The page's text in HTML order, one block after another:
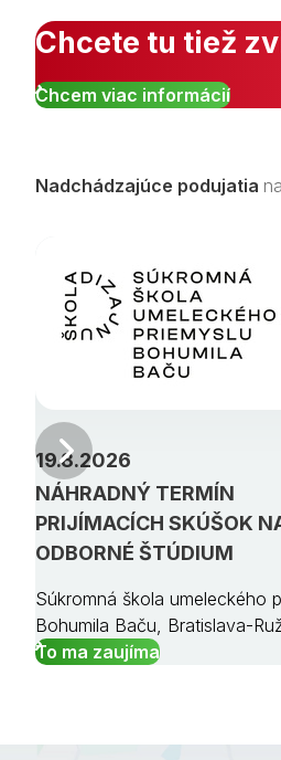
Chcete tu tiež
Chcem viac informácií
Nadchádzajúce podujatia
NÁHRADNÝ TERMÍN
PRIJÍMACÍCH SKÚŠOK
ODBORNÉ ŠTÚDIUM
19.8.2026
Súkromná škola umeleckého
Bohumila Baču, Bratislava-
To ma zaujíma
Predchádzajúci